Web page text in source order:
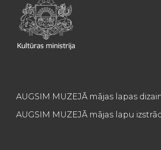
AUGSIM MUZEJĀ mājas lapas
AUGSIM MUZEJĀ mājas lapu